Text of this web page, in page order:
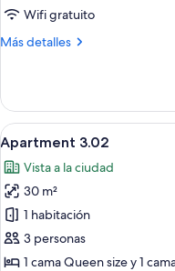
Wifi gratuito
Más detalles
Más
3.01
Ver
todas
las
fotos
de
Apartment
3.02
9
Apartment 3.02
Vista a la ciudad
30 m²
1 habitación
3 personas
1 cama Queen size y 1